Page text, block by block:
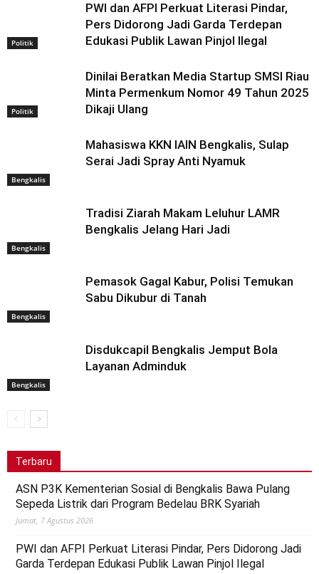
Politik
PWI dan AFPI Perkuat Literasi Pindar,
Pers Didorong Jadi Garda Terdepan
Edukasi Publik Lawan Pinjol Ilegal
Politik
Dinilai Beratkan Media Startup SMSI Riau
Minta Permenkum Nomor 49 Tahun 2025
Dikaji Ulang
Bengkalis
Mahasiswa KKN IAIN Bengkalis, Sulap
Serai Jadi Spray Anti Nyamuk
Bengkalis
Tradisi Ziarah Makam Leluhur LAMR
Bengkalis Jelang Hari Jadi
Bengkalis
Pemasok Gagal Kabur, Polisi Temukan
Sabu Dikubur di Tanah
Bengkalis
Disdukcapil Bengkalis Jemput Bola
Layanan Adminduk
Terbaru
ASN P3K Kementerian Sosial di Bengkalis Bawa Pulang
Sepeda Listrik dari Program Bedelau BRK Syariah
Jumat, 7 Agustus 2026
PWI dan AFPI Perkuat Literasi Pindar, Pers Didorong Jadi
Garda Terdepan Edukasi Publik Lawan Pinjol Ilegal